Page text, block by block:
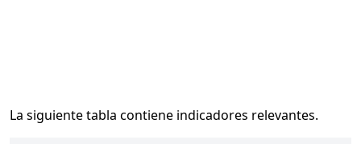
La siguiente tabla contiene indicadores relevantes.